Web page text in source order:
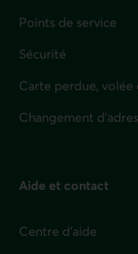
Points de service
Sécurité
Carte perdue, volée
Changement
Aide et contact
Centre d'aide